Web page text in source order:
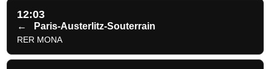
12:03
← Paris-Austerlitz-Souterrain
RER MONA